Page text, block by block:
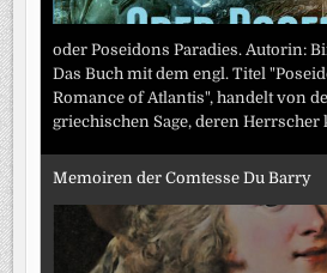
oder Poseidons Paradies. Autorin:
Das Buch mit dem engl. Titel
Romance of Atlantis", handelt von
griechischen Sage, deren
Memoiren der Comtesse Du Barry